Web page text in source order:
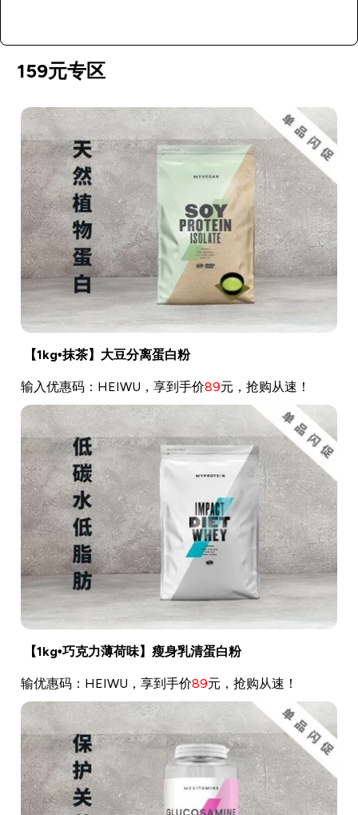
159元专区
【1kg•抹茶】大豆分离蛋白粉
输入优惠码：HEIWU，享到手价89元，抢购从速！
【1kg•巧克力薄荷味】瘦身乳清蛋白粉
输优惠码：HEIWU，享到手价89元，抢购从速！